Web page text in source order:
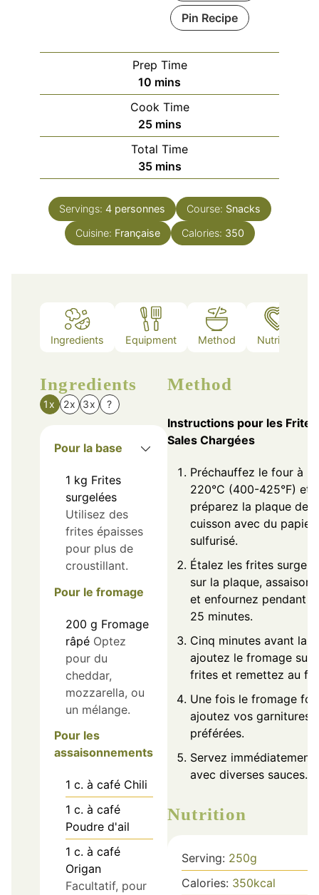
Pin Recipe
Prep Time
10 minutes
mins
Cook Time
25minutes
mins
Total Time
35minutes
mins
Servings: 4 personnes Course: Snacks
Cuisine: Française Calories: 350
Ingredients Equipment Method Nutrition
Ingredients
1x 2x 3x ?
Pour la base
1 kg Frites
surgelées
Utilisez des
frites épaisses
pour plus de
croustillant.
Pour le fromage
200 g Fromage
râpé Optez
pour du
cheddar,
mozzarella, ou
un mélange.
Pour les
assaisonnements
1 c. à café Chili
1 c. à café
Poudre d'ail
1 c. à café
Origan
Facultatif, pour
Method
Instructions pour les Frites
Sales Chargées
Préchauffez le four à
220°C (400-425°F) et
préparez la plaque de
cuisson avec du papier
sulfurisé.
Étalez les frites
sur la plaque,
et enfournez pendant
25 minutes.
Cinq minutes avant la
ajoutez le fromage sur
frites et remettez au
Une fois le fromage
ajoutez vos garnitures
préférées.
Servez immédiatement
avec diverses sauces.
Nutrition
Serving: 250g
Calories: 350kcal